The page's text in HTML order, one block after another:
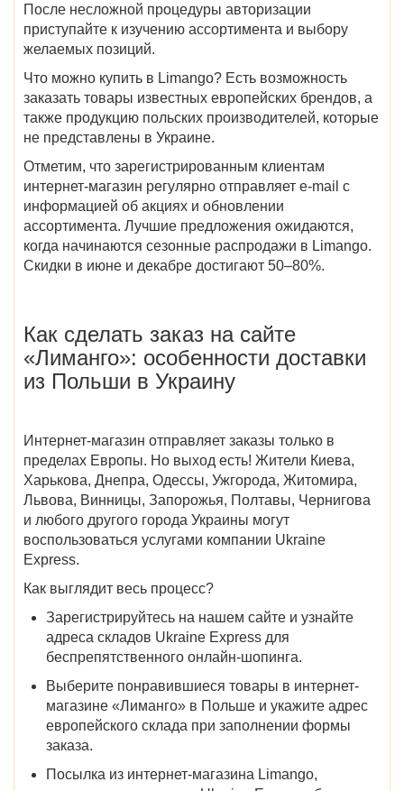
После несложной процедуры авторизации
приступайте к изучению ассортимента и выбору
желаемых позиций.
Что можно купить в Limango? Есть возможность
заказать товары известных европейских брендов, а
также продукцию польских производителей, которые
не представлены в Украине.
Отметим, что зарегистрированным клиентам
интернет-магазин регулярно отправляет e-mail с
информацией об акциях и обновлении
ассортимента. Лучшие предложения ожидаются,
когда начинаются сезонные распродажи в Limango.
Скидки в июне и декабре достигают 50–80%.
Как сделать заказ насайте
«Лиманго»: особенности доставки
из Польши в Украину
Интернет-магазин отправляет заказы только в
пределах Европы. Но выход есть! Жители Киева,
Харькова, Днепра, Одессы, Ужгорода, Житомира,
Львова, Винницы, Запорожья, Полтавы, Чернигова
и любого другого города Украины могут
воспользоваться услугами компании Ukraine
Express.
Как выглядит весь процесс?
Зарегистрируйтесь на нашем сайте и узнайте
адреса складов Ukraine Express для
беспрепятственного онлайн-шопинга.
Выберите понравившиеся товары в интернет-
магазине «Лиманго» в Польше и укажите адрес
европейского склада при заполнении формы
заказа.
Посылка из интернет-магазина Limango,